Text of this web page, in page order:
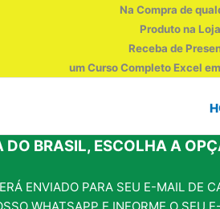
Na Compra de
Produto na Loja
Receba de
um Curso Completo Excel
DO BRASIL, ESCOLHA A
ENVIADO PARA SEU E-MAIL DE